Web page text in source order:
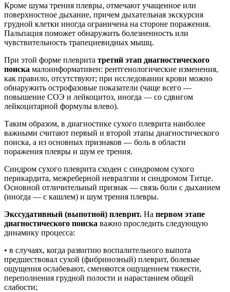
Кроме шума трения плевры, отмечают учащенное или
поверхностное дыхание, причем дыхательная экскурсия
грудной клетки иногда ограничена на стороне поражения.
Пальпация поможет обнаружить болезненность или
чувствительность трапециевидных мышц.
При этой форме плеврита третий этап диагностического
поиска малоинформативен: рентгенологические изменения,
как правило, отсутствуют; при исследовании крови можно
обнаружить острофазовые показатели (чаще всего —
повышение СОЭ и лейкоцитоз, иногда — со сдвигом
лейкоцитарной формулы влево).
Таким образом, в диагностике сухого плеврита наиболее
важными считают первый и второй этапы диагностического
поиска, а из основных признаков — боль в области
поражения плевры и шум ее трения.
Синдром сухого плеврита сходен с синдромом сухого
перикардита, межреберной невралгии и синдромом Титце.
Основной отличительный признак — связь боли с дыханием
(иногда — с кашлем) и шум трения плевры.
Экссудативный (выпотной) плеврит. На первом этапе
диагностического поиска важно проследить следующую
динамику процесса:
• в случаях, когда развитию воспалительного выпота
предшествовал сухой (фибринозный) плеврит, болевые
ощущения ослабевают, сменяются ощущением тяжести,
переполнения грудной полости и нарастанием общей
слабости;